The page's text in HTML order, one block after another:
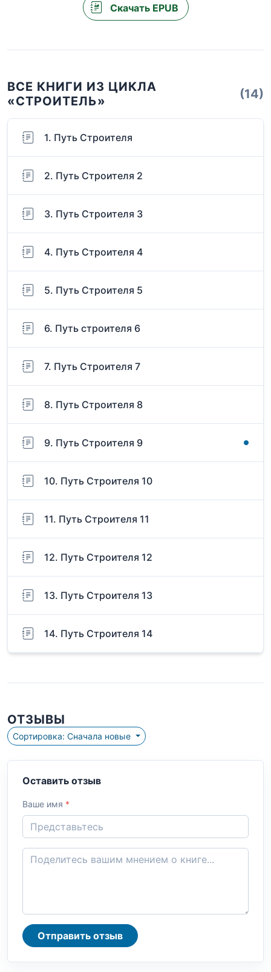
Скачать EPUB
ВСЕ КНИГИ ИЗ ЦИКЛА
«СТРОИТЕЛЬ»
(14)
1. Путь Строителя
2. Путь Строителя 2
3. Путь Строителя 3
4. Путь Строителя 4
5. Путь Строителя 5
6. Путь строителя 6
7. Путь Строителя 7
8. Путь Строителя 8
9. Путь Строителя 9
10. Путь Строителя 10
11. Путь Строителя 11
12. Путь Строителя 12
13. Путь Строителя 13
14. Путь Строителя 14
ОТЗЫВЫ
Сортировка: Сначала новые
Оставить отзыв
Ваше имя *
Отправить отзыв